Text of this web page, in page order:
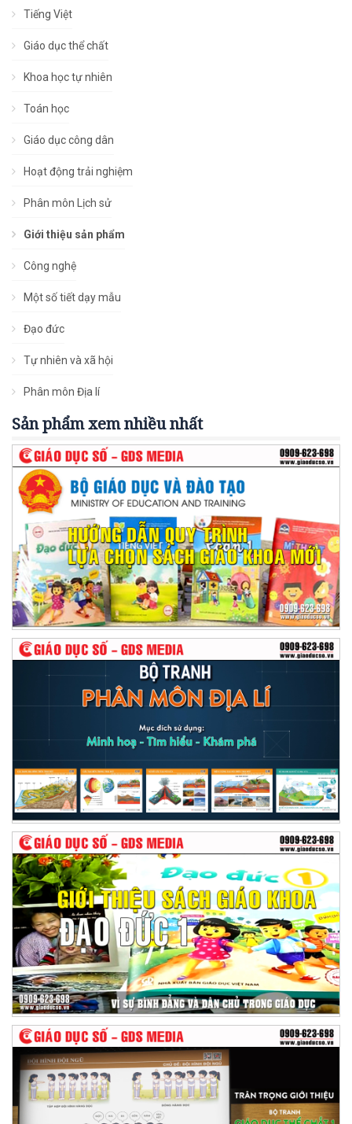
Tiếng Việt
Giáo dục thể chất
Khoa học tự nhiên
Toán học
Giáo dục công dân
Hoạt động trải nghiệm
Phân môn Lịch sử
Giới thiệu sản phẩm
Công nghệ
Một số tiết dạy mẫu
Đạo đức
Tự nhiên và xã hội
Phân môn Địa lí
Sản phẩm xem nhiều nhất